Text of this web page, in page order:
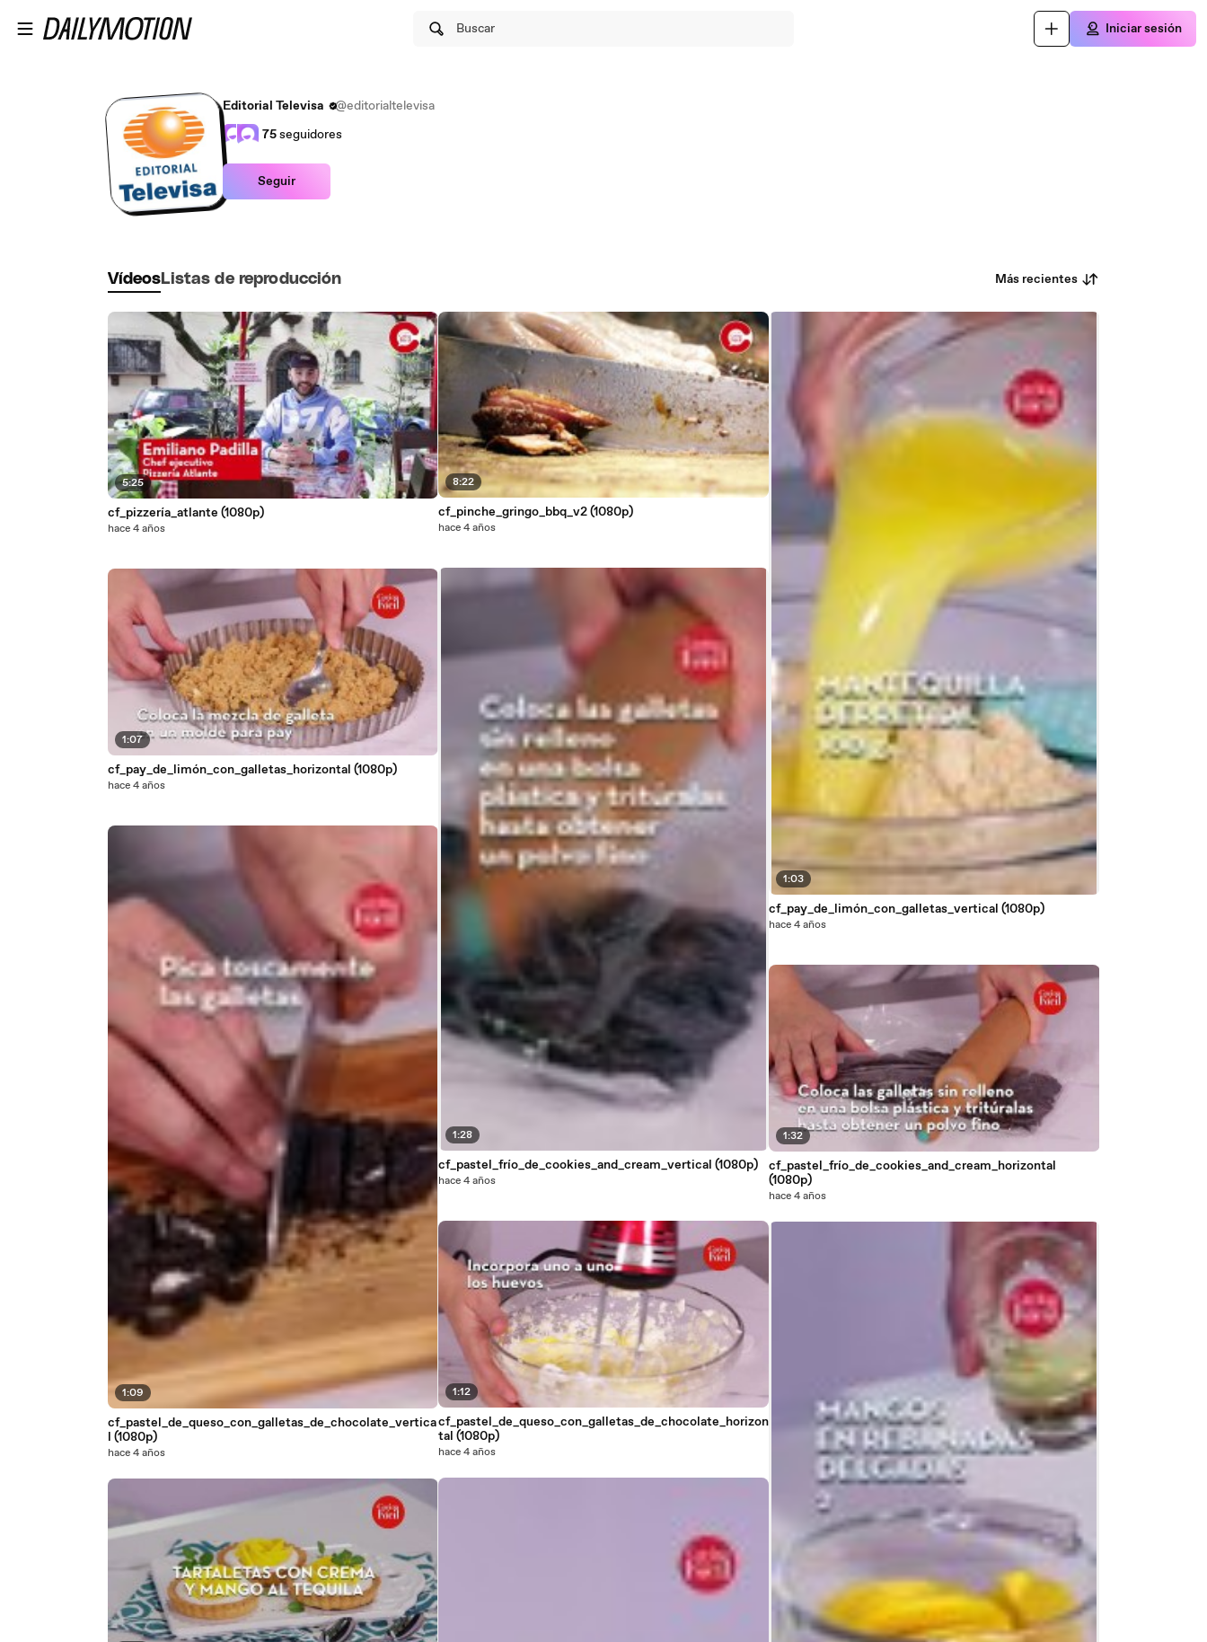
Buscar Iniciar sesión
Editorial Televisa
@editorialtelevisa
75seguidores
Seguir
Vídeos Listas de reproducción Más recientes
5:25
cf_pizzería_atlante (1080p)
hace 4 años
1:07
cf_pay_de_limón_con_galletas_horizontal (1080p)
hace 4 años
1:09
cf_pastel_de_queso_con_galletas_de_chocolate_vertica
l (1080p)
hace 4 años
8:22
cf_pinche_gringo_bbq_v2 (1080p)
hace 4 años
1:28
cf_pastel_frío_de_cookies_and_cream_vertical (1080p)
hace 4 años
1:12
cf_pastel_de_queso_con_galletas_de_chocolate_horizon
tal (1080p)
hace 4 años
1:03
cf_pay_de_limón_con_galletas_vertical (1080p)
hace 4 años
1:32
cf_pastel_frío_de_cookies_and_cream_horizontal
(1080p)
hace 4 años